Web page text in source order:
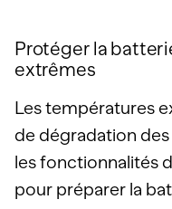
Protéger la
extrêmes
Les températures
de dégradation des
les fonctionnalités
pour préparer la